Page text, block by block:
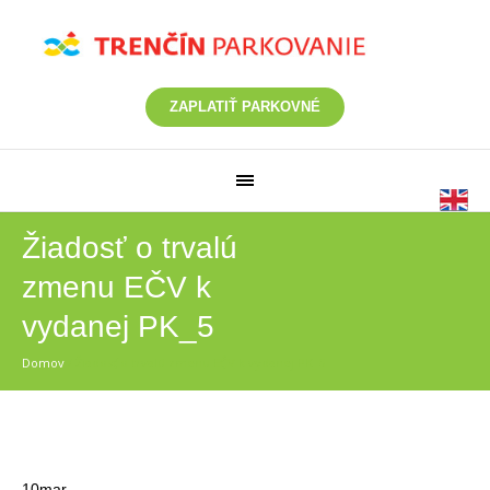
ZAPLATIŤ PARKOVNÉ
Žiadosť o trvalú
zmenu EČV k
vydanej PK_5
Domov